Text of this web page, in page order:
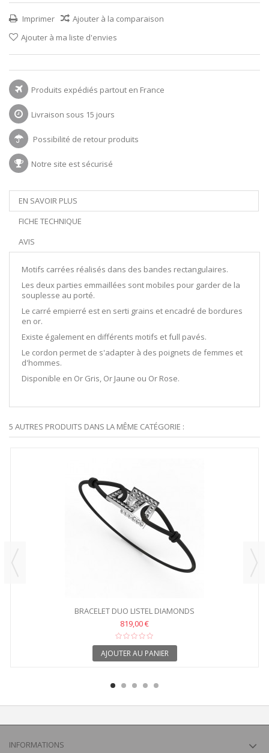
Imprimer
Ajouter à la comparaison
Ajouter à ma liste d'envies
Produits expédiés partout en France
Livraison sous 15 jours
Possibilité de retour produits
Notre site est sécurisé
EN SAVOIR PLUS
FICHE TECHNIQUE
AVIS
Motifs carrées réalisés dans des bandes rectangulaires.
Les deux parties emmaillées sont mobiles pour garder de la
souplesse au porté.
Le carré empierré est en serti grains et encadré de bordures
en or.
Existe également en différents motifs et full pavés.
Le cordon permet de s'adapter à des poignets de femmes et
d'hommes.
Disponible en Or Gris, Or Jaune ou Or Rose.
5 AUTRES PRODUITS DANS LA MÊME CATÉGORIE :
BRACELET DUO LISTEL DIAMONDS
819,00 €
AJOUTER AU PANIER
INFORMATIONS